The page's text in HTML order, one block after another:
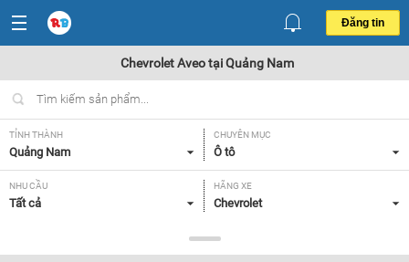
Đăng tin
Chevrolet Aveo tại Quảng Nam
TỈNH THÀNH
Quảng Nam
CHUYÊN MỤC
Ô tô
NHU CẦU
Tất cả
HÃNG XE
Chevrolet
Aveo
NĂM SẢN XUẤT
Tất cả